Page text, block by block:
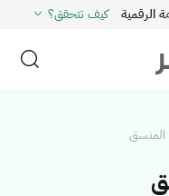
الرقمية كيف تتحقق؟
المنسق